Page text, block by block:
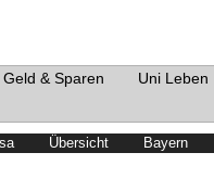
Geld & Sparen Uni Leben
Übersicht Bayern